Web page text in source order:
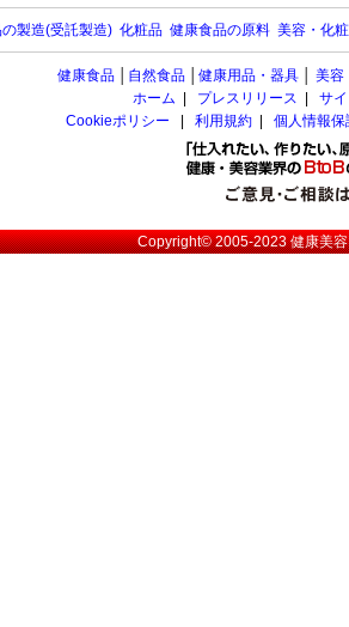
製造(受託製造) 化粧品 健康食品の原料 美容・化
健康食品 自然食品 健康用品・器具 美容
ホーム
プレスリリース
サ
Cookieポリシー
利用規約 個人情報
Copyright© 2005-2023健康美